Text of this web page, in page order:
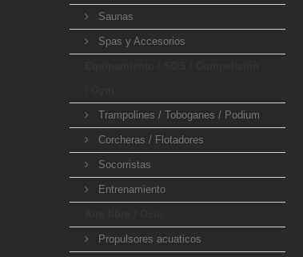
Saunas
Spas y Accesorios
Trampolines / Toboganes / Podium
Corcheras / Flotadores
Socorristas
Entrenamiento
Propulsores acuaticos